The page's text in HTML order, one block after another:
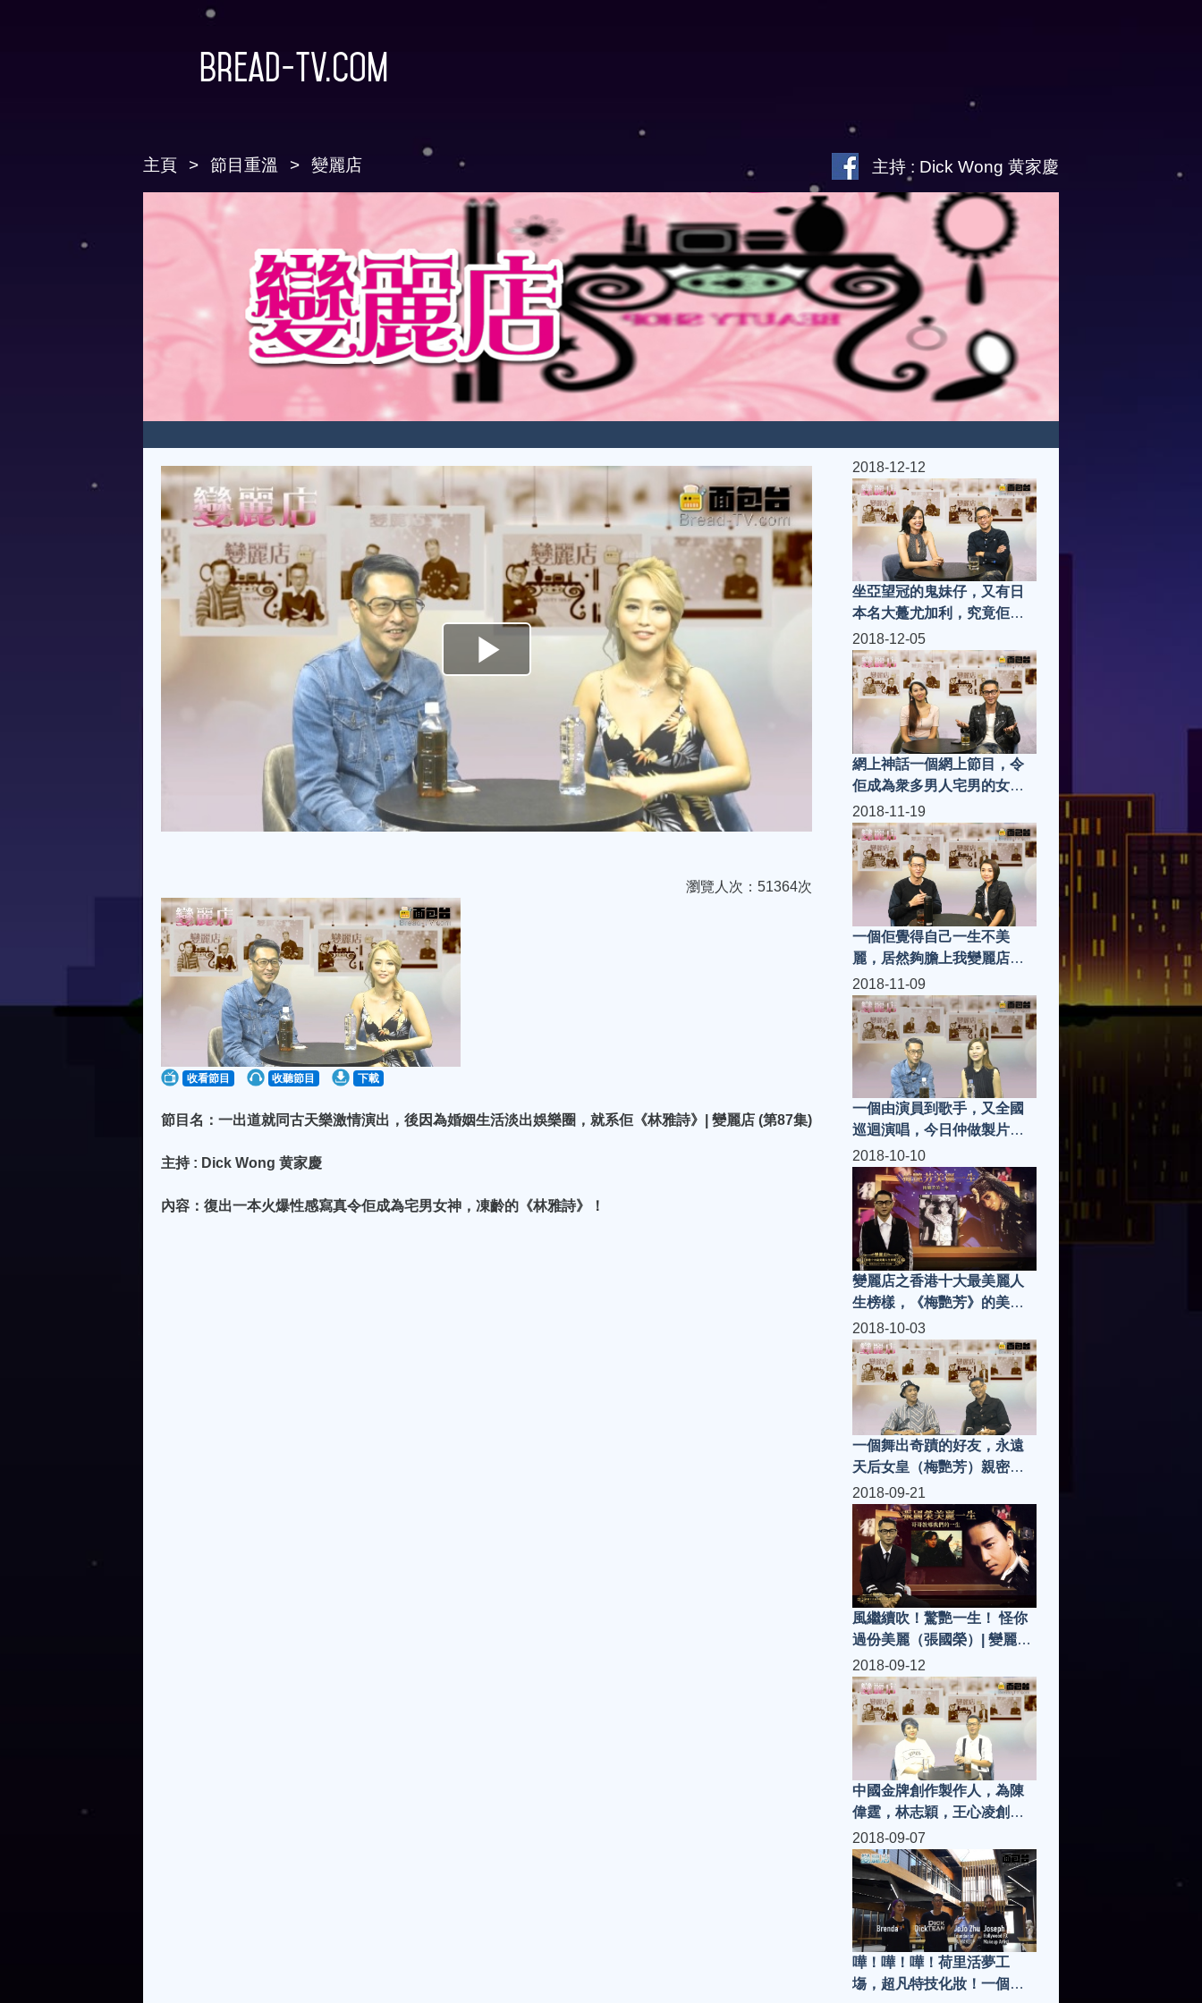
Bread-TV.com
主頁 節目重溫 變麗店 主持 : Dick Wong 黄家慶
瀏覽人次：51364次
收看節目 收聽節目 下載
節目名：一出道就同古天樂激情演出，後因為婚姻生活淡出娛樂圈，就系佢《林雅詩》| 變麗店 (第87集)
主持 : Dick Wong 黄家慶
內容：復出一本火爆性感寫真令佢成為宅男女神，凍齡的《林雅詩》！
2018-12-12
坐亞望冠的鬼妹仔，又有日
本名大躉尤加利，究竟佢國
籍是乜呢！亞洲小姐（韓君
婷）| 變麗店 (第91集)
2018-12-05
網上神話一個網上節目，令
佢成為衆多男人宅男的女
神，有生活品味，投資有
導，大家估下佢心目中的男
神是誰！今集嘉賓（莊端
兒）| 變麗店 (第90集)
2018-11-19
一個佢覺得自己一生不美
麗，居然夠膽上我變麗店，
情緒病！感情病！就是她
《顏仟汶》| 變麗店 (第89集)
2018-11-09
一個由演員到歌手，又全國
巡迴演唱，今日仲做製片同
監製，佢系乜料，乜野来
頭，就系佢 《程芷渝》| 變麗
店 (第88集)
2018-10-10
變麗店之香港十大最美麗人
生榜樣，《梅艷芳》的美麗
一生 | 變麗店 (第86集)
2018-10-03
一個舞出奇蹟的好友，永遠
天后女皇（梅艷芳）親密關
係徒弟，今集嘉賓就是他
《彭敬慈》| 變麗店 (第85集)
2018-09-21
風繼續吹！驚艷一生！ 怪你
過份美麗（張國榮）| 變麗店
(第84集)
2018-09-12
中國金牌創作製作人，為陳
偉霆，林志穎，王心凌創做
經典歌曲，一把中國好聲
音，一個蒙古新疆混血兒，
她就是《崔子格》| 變麗店
(第83集)
2018-09-07
嘩！嘩！嘩！荷里活夢工
塲，超凡特技化妝！一個未